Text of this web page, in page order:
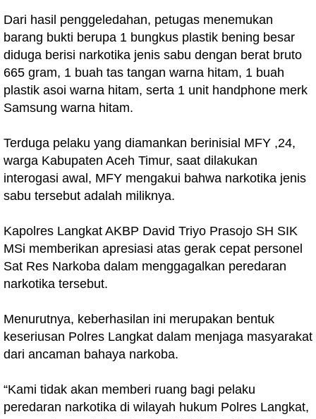
Dari hasil penggeledahan, petugas menemukan
barang bukti berupa 1 bungkus plastik bening besar
diduga berisi narkotika jenis sabu dengan berat bruto
665 gram, 1 buah tas tangan warna hitam, 1 buah
plastik asoi warna hitam, serta 1 unit handphone merk
Samsung warna hitam.
Terduga pelaku yang diamankan berinisial MFY ,24,
warga Kabupaten Aceh Timur, saat dilakukan
interogasi awal, MFY mengakui bahwa narkotika jenis
sabu tersebut adalah miliknya.
Kapolres Langkat AKBP David Triyo Prasojo SH SIK
MSi memberikan apresiasi atas gerak cepat personel
Sat Res Narkoba dalam menggagalkan peredaran
narkotika tersebut.
Menurutnya, keberhasilan ini merupakan bentuk
keseriusan Polres Langkat dalam menjaga masyarakat
dari ancaman bahaya narkoba.
“Kami tidak akan memberi ruang bagi pelaku
peredaran narkotika di wilayah hukum Polres Langkat,